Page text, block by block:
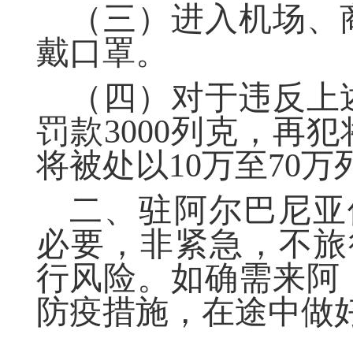
（三）进入机场、
戴口罩。
（四） 对于违反上
罚款3000列克，再犯
将被处以10万至70万
二、驻阿尔巴尼
必要，非紧急，不
行风险。如确需来
防疫措施，在途中做